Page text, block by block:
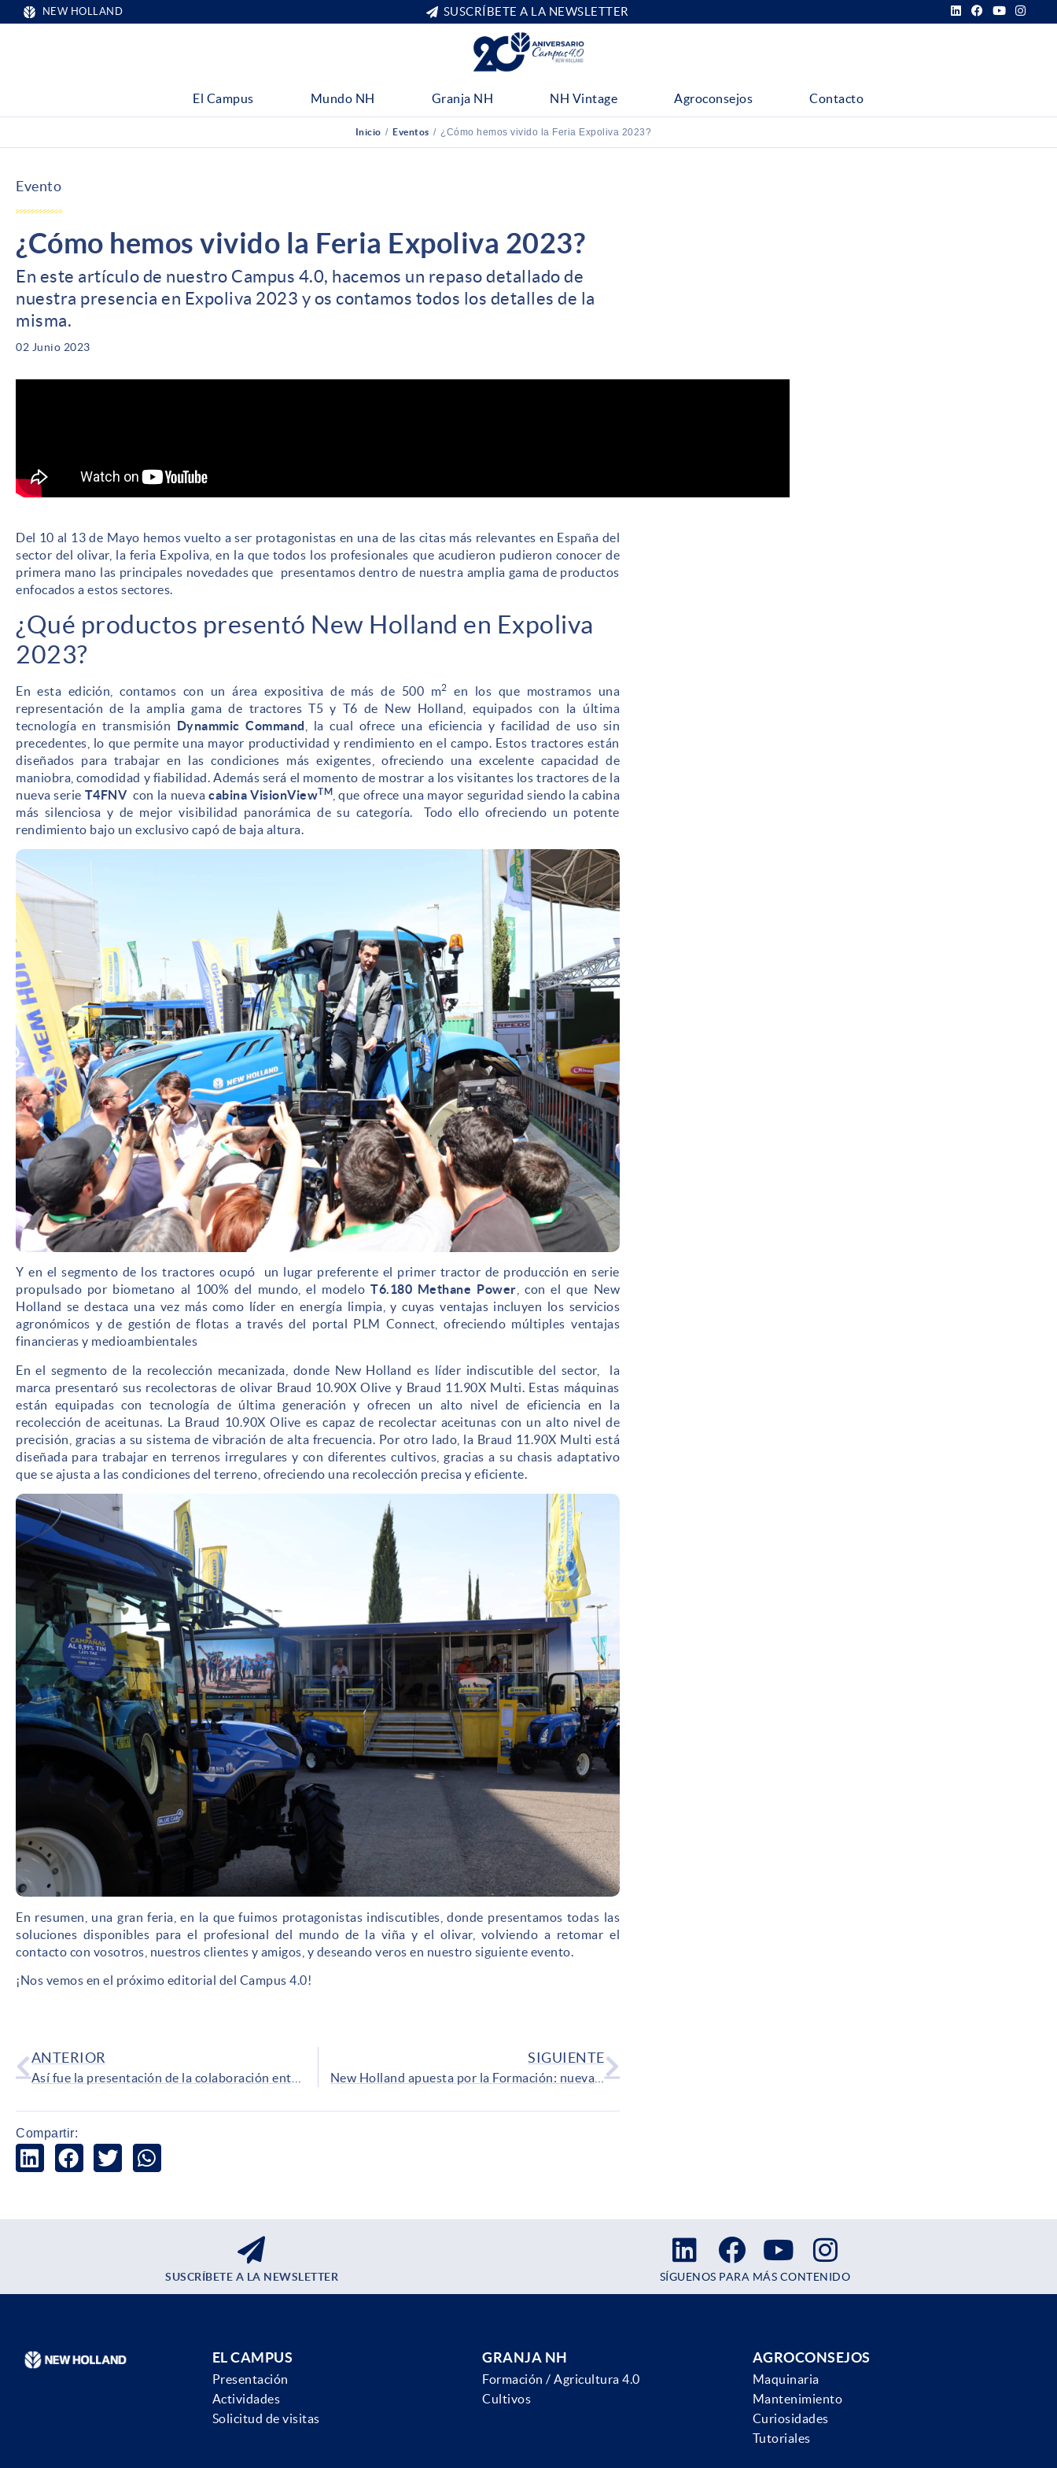
NEW HOLLAND SUSCRÍBETE A LA NEWSLETTER
El Campus Mundo NH Granja NH NH Vintage Agroconsejos Contacto
Inicio / Eventos / ¿Cómo hemos vivido la Feria Expoliva 2023?
Evento
¿Cómo hemos vivido la Feria Expoliva 2023?
En este artículo de nuestro Campus 4.0, hacemos un repaso detallado de
nuestra presencia en Expoliva 2023 y os contamos todos los detalles de la
misma.
02 Junio 2023
Del 10 al 13 de Mayo hemos vuelto a ser protagonistas en una de las citas más relevantes en España del
sector del olivar, la feria Expoliva, en la que todos los profesionales que acudieron pudieron conocer de
primera mano las principales novedades que presentamos dentro de nuestra amplia gama de productos
enfocados a estos sectores.
¿Qué productos presentó New Holland en Expoliva
2023?
En esta edición, contamos con un área expositiva de más de 500 m2
en los que mostramos una
representación de la amplia gama de tractores T5 y T6 de New Holland, equipados con la última
tecnología en transmisión Dynammic Command , la cual ofrece una eficiencia y facilidad de uso sin
precedentes, lo que permite una mayor productividad y rendimiento en el campo. Estos tractores están
diseñados para trabajar en las condiciones más exigentes, ofreciendo una excelente capacidad de
maniobra, comodidad y fiabilidad. Además será el momento de mostrar a los visitantes los tractores de la
nueva serie T4FNVcon la nuevacabina VisionViewTM , que ofrece una mayor seguridad siendo la cabina
más silenciosa y de mejor visibilidad panorámica de su categoría. Todo ello ofreciendo un potente
rendimiento bajo un exclusivo capó de baja altura.
Y en el segmento de los tractores ocupó un lugar preferente el primer tractor de producción en serie
propulsado por biometano al 100% del mundo, el modelo T6.180 Methane Power , con el que New
Holland se destaca una vez más como líder en energía limpia, y cuyas ventajas incluyen los servicios
agronómicos y de gestión de flotas a través del portal PLM Connect, ofreciendo múltiples ventajas
financieras y medioambientales
En el segmento de la recolección mecanizada, donde New Holland es líder indiscutible del sector, la
marca presentaró sus recolectoras de olivar Braud 10.90X Olive y Braud 11.90X Multi. Estas máquinas
están equipadas con tecnología de última generación y ofrecen un alto nivel de eficiencia en la
recolección de aceitunas. La Braud 10.90X Olive es capaz de recolectar aceitunas con un alto nivel de
precisión, gracias a su sistema de vibración de alta frecuencia. Por otro lado, la Braud 11.90X Multi está
diseñada para trabajar en terrenos irregulares y con diferentes cultivos, gracias a su chasis adaptativo
que se ajusta a las condiciones del terreno, ofreciendo una recolección precisa y eficiente.
En resumen, una gran feria, en la que fuimos protagonistas indiscutibles, donde presentamos todas las
soluciones disponibles para el profesional del mundo de la viña y el olivar, volviendo a retomar el
contacto con vosotros, nuestros clientes y amigos, y deseando veros en nuestro siguiente evento.
¡Nos vemos en el próximo editorial del Campus 4.0!
ANTERIOR SIGUIENTE
Compartir:
SUSCRÍBETE A LA NEWSLETTER SÍGUENOS PARA MÁS CONTENIDO
EL CAMPUS
Presentación
Actividades
Solicitud de visitas
GRANJA NH
Formación / Agricultura 4.0
Cultivos
AGROCONSEJOS
Maquinaria
Mantenimiento
Curiosidades
Tutoriales